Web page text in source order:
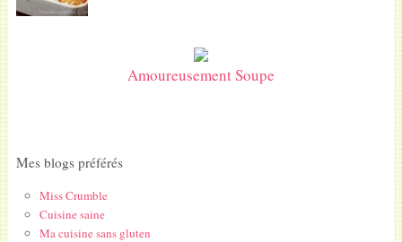
Amoureusement Soupe
Mes blogs préférés
Miss Crumble
Cuisine saine
Ma cuisine sans gluten